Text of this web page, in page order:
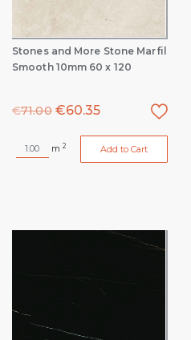
Stones and More Stone Marfil
Smooth 10mm 60 x 120
€71.00 €60.35
m 2 Add to Cart